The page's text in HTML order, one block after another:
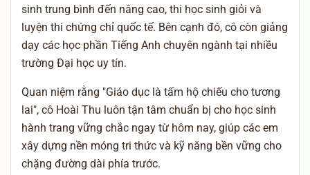
sinh trung bình đến nâng cao, thi học sinh giỏi và
luyện thi chứng chỉ quốc tế. Bên cạnh đó, cô còn giảng
dạy các học phần Tiếng Anh chuyên ngành tại nhiều
trường Đại học uy tín.
Quan niệm rằng "Giáo dục là tấm hộ chiếu cho tương
lai", cô Hoài Thu luôn tận tâm chuẩn bị cho học sinh
hành trang vững chắc ngay từ hôm nay, giúp các em
xây dựng nền móng tri thức và kỹ năng bền vững cho
chặng đường dài phía trước.